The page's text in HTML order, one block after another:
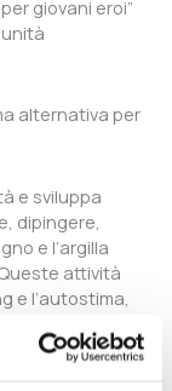
giovani eroi”
alternativa per
e sviluppa
dipingere,
e l’argilla
attività
e l’autostima,